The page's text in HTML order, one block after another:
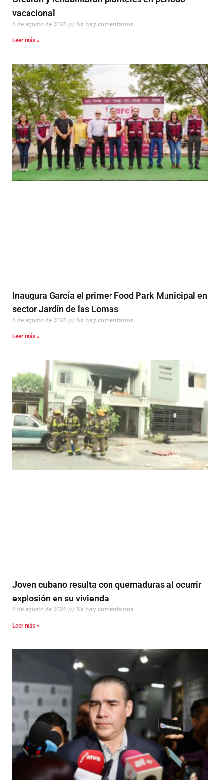
vacacional
6 de agosto de 2026 No hay comentarios
Leer más »
Inaugura García el primer Food Park Municipal en
sector Jardín de las Lomas
6 de agosto de 2026 No hay comentarios
Leer más »
Joven cubano resulta con quemaduras al ocurrir
explosión en su vivienda
6 de agosto de 2026 No hay comentarios
Leer más »